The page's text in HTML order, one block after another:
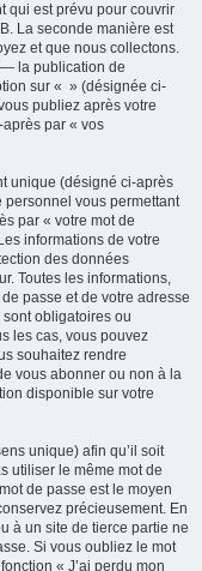
qui est prévu pour couvrir
La seconde manière est
et que nous collectons.
la publication de
sur « » (désignée ci-
publiez après votre
par « vos
unique (désigné ci-après
personnel vous permettant
par « votre mot de
informations de votre
des données
Toutes les informations,
passe et de votre adresse
obligatoires ou
les cas, vous pouvez
souhaitez rendre
vous abonner ou non à la
disponible sur votre
unique) afin qu’il soit
utiliser le même mot de
de passe est le moyen
précieusement. En
à un site de tierce partie ne
Si vous oubliez le mot
« J’ai perdu mon